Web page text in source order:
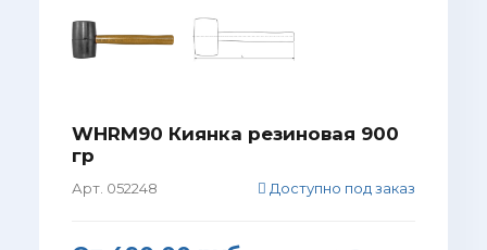
WHRM90 Киянка резиновая 900
гр
Арт. 052248 Доступно под заказ